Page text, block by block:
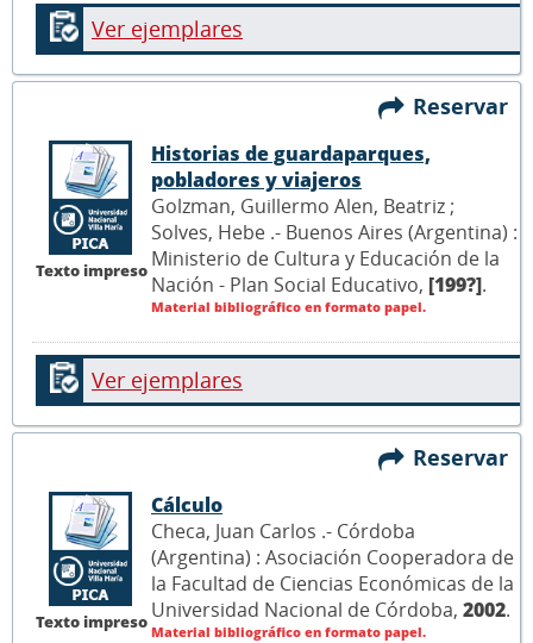
Ver ejemplares
Reservar
Texto impreso
Historias de guardaparques,
pobladores y viajeros
Golzman, Guillermo Alen, Beatriz ;
Solves, Hebe .- Buenos Aires (Argentina) :
Ministerio de Cultura y Educación de la
Nación - Plan Social Educativo, [199?].
Material bibliográfico en formato papel.
Ver ejemplares
Reservar
Texto impreso
Cálculo
Checa, Juan Carlos .- Córdoba
(Argentina) : Asociación Cooperadora de
la Facultad de Ciencias Económicas de la
Universidad Nacional de Córdoba, 2002.
Material bibliográfico en formato papel.